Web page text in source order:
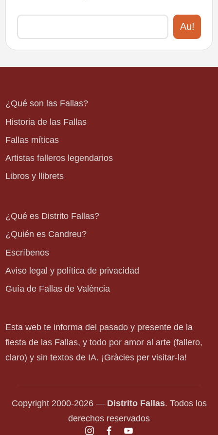
Au!
¿Qué son las Fallas?
Historia de las Fallas
Fallas míticas
Artistas falleros legendarios
Libros y llibrets
¿Qué es Distrito Fallas?
¿Quién es Candreu?
Escríbenos
Aviso legal y política de privacidad
Guía de Fallas de València
Esta web te informa del pasado y presente de la
fiesta de las Fallas, y todo por amor al arte (fallero,
claro) y sin textos de IA. ¡Gràcies per visitar-la!
Copyright 2000-2026 — Distrito Fallas. Todos los
derechos reservados